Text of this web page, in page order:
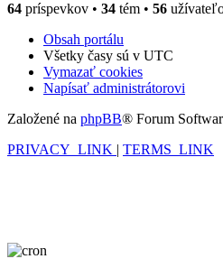
64 príspevkov • 34 tém • 56
Obsah portálu
Všetky časy sú v UTC
Vymazať cookies
Napísať administrátorovi
Založené na phpBB® Forum
PRIVACY_LINK | TERMS_LINK